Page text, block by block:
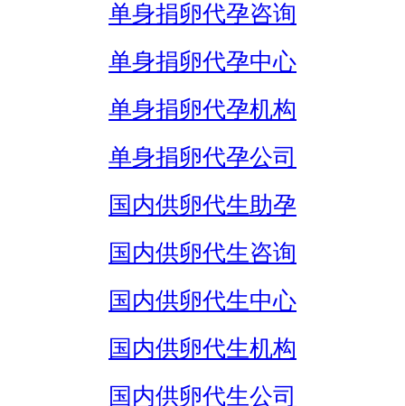
单身捐卵代孕咨询
单身捐卵代孕中心
单身捐卵代孕机构
单身捐卵代孕公司
国内供卵代生助孕
国内供卵代生咨询
国内供卵代生中心
国内供卵代生机构
国内供卵代生公司